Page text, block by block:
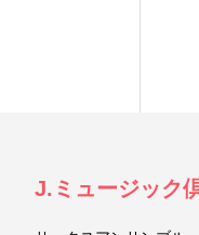
J.ミュージック